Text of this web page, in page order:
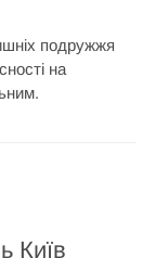
подружжя
на
Київ